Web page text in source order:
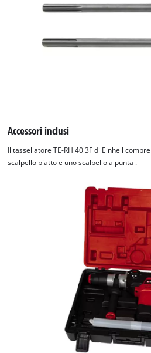
Accessori inclusi
Il tassellatore TE-RH 40 3F di Einhell
scalpello piatto e uno scalpello a punta .